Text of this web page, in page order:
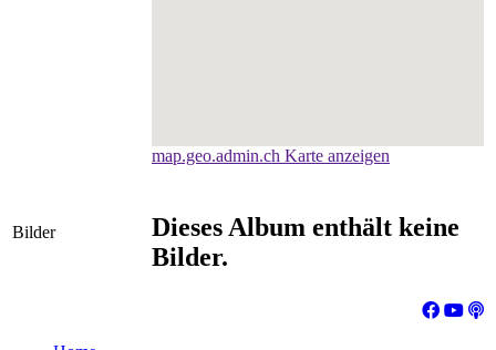
map.geo.admin.ch Karte anzeigen
Bilder
Dieses Album enthält keine
Bilder.